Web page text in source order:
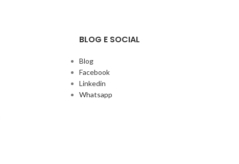
BLOG E SOCIAL
Blog
Facebook
Linkedin
Whatsapp